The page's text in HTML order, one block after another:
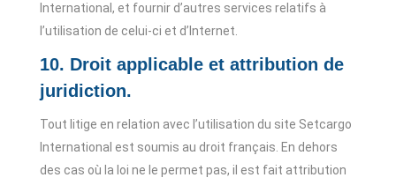
International, et fournir d’autres services relatifs à
l’utilisation de celui-ci et d’Internet.
10. Droit applicable et attribution de
juridiction.
Tout litige en relation avec l’utilisation du site Setcargo
International est soumis au droit français. En dehors
des cas où la loi ne le permet pas, il est fait attribution